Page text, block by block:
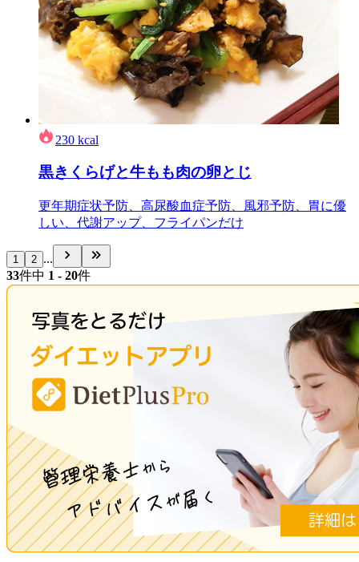
230 kcal
黒きくらげと牛もも肉の卵とじ
更年期症状予防、高尿酸血症予防、風邪予防、胃に優
しい、代謝アップ、フライパンだけ
1 2 ...
33件中 1 - 20件